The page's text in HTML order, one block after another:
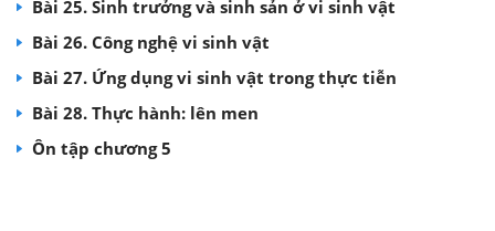
Bài 25. Sinh trưởng và sinh sản ở vi sinh vật
Bài 26. Công nghệ vi sinh vật
Bài 27. Ứng dụng vi sinh vật trong thực tiễn
Bài 28. Thực hành: lên men
Ôn tập chương 5